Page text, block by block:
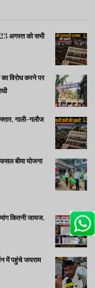
अगस्त को सभी
विरोध करने पर
गाली-गलौज
बीमा योजना
कितनी जायज,
में पहुंचे जयराम